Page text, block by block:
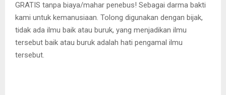
GRATIS tanpa biaya/mahar penebus! Sebagai darma bakti
kami untuk kemanusiaan. Tolong digunakan dengan bijak,
tidak ada ilmu baik atau buruk, yang menjadikan ilmu
tersebut baik atau buruk adalah hati pengamal ilmu
tersebut.